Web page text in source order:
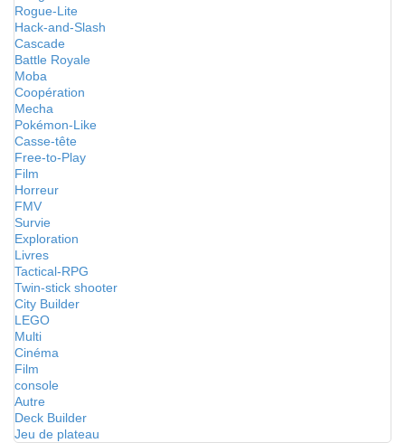
Rogue-Lite
Hack-and-Slash
Cascade
Battle Royale
Moba
Coopération
Mecha
Pokémon-Like
Casse-tête
Free-to-Play
Film
Horreur
FMV
Survie
Exploration
Livres
Tactical-RPG
Twin-stick shooter
City Builder
LEGO
Multi
Cinéma
Film
console
Autre
Deck Builder
Jeu de plateau